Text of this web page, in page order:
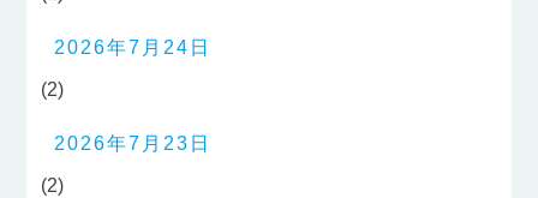
2026年7月24日
(2)
2026年7月23日
(2)